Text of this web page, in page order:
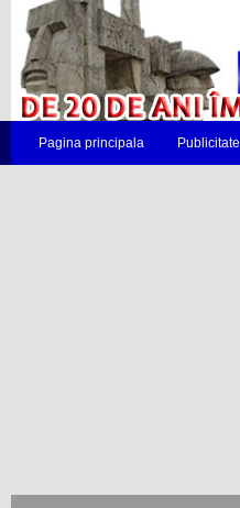
Pagina principala Publicitate